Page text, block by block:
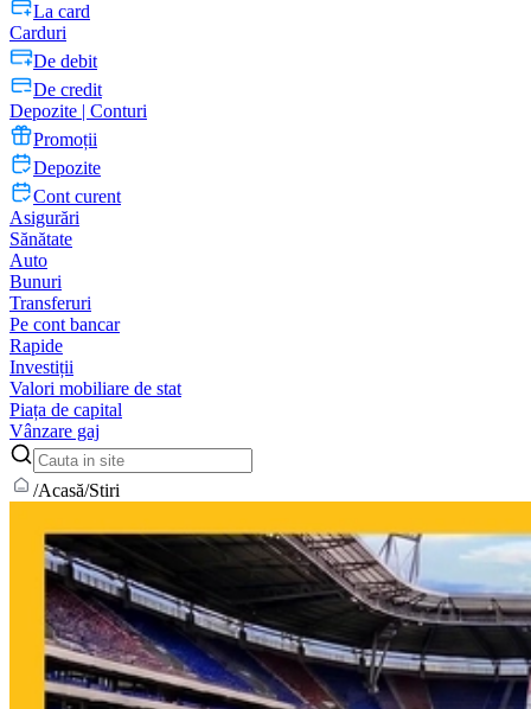
La card
Carduri
De debit
De credit
Depozite | Conturi
Promoții
Depozite
Cont curent
Asigurări
Sănătate
Auto
Bunuri
Transferuri
Pe cont bancar
Rapide
Investiții
Valori mobiliare de stat
Piața de capital
Vânzare gaj
/Acasă/Stiri